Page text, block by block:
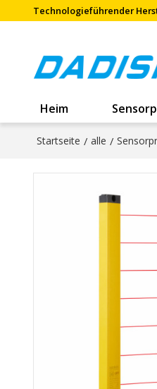
Technologieführender
Heim
Startseite / alle /